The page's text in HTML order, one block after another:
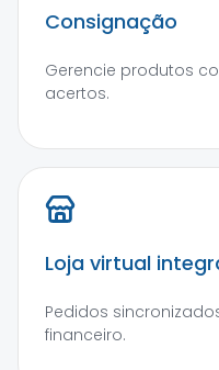
Consignação
Gerencie produtos
acertos.
Loja virtual
Pedidos
financeiro.